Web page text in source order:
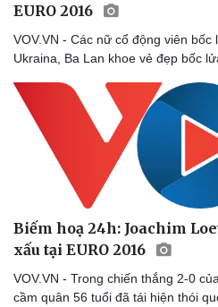
EURO 2016
VOV.VN - Các nữ cổ động viên bốc
Ukraina, Ba Lan khoe vẻ đẹp bốc
Biếm hoạ 24h: Joachim
xấu tại EURO 2016
VOV.VN - Trong chiến thắng 2-0
cầm quân 56 tuổi đã tái hiện thói